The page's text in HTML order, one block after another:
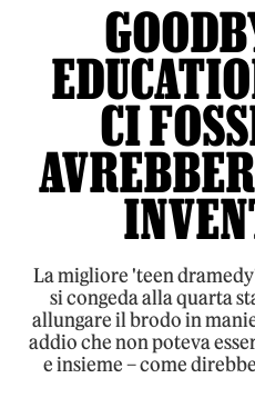
CI
La migliore 'teen
si congeda alla quarta
allungare il brodo in
addio che non poteva
e insieme – come